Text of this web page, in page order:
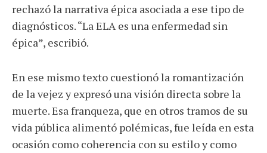
rechazó la narrativa épica asociada a ese tipo de
diagnósticos. “La ELA es una enfermedad sin
épica”, escribió.
En ese mismo texto cuestionó la romantización
de la vejez y expresó una visión directa sobre la
muerte. Esa franqueza, que en otros tramos de su
vida pública alimentó polémicas, fue leída en esta
ocasión como coherencia con su estilo y como